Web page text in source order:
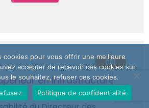
CDI
en Infrastructure
F
cookies pour vous offrir une meilleure
accepter de recevoir ces cookies sur
le souhaitez, refuser ces cookies.
Politique de confidentialité